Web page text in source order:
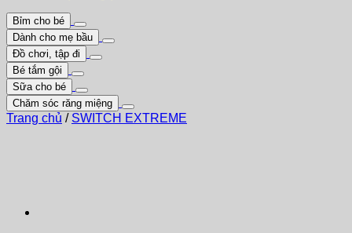
Bỉm cho bé
Dành cho mẹ bầu
Đồ chơi, tập đi
Bé tắm gội
Sữa cho bé
Chăm sóc răng miệng
Trang chủ / SWITCH EXTREME